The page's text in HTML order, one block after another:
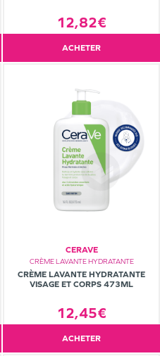
12,82€
ACHETER
CERAVE
CRÈME LAVANTE HYDRATANTE
CRÈME LAVANTE HYDRATANTE
VISAGE ET CORPS 473ML
12,45€
ACHETER